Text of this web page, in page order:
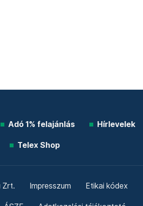
Adó 1% felajánlás Hírlevelek
Telex Shop
Zrt. Impresszum Etikai kódex